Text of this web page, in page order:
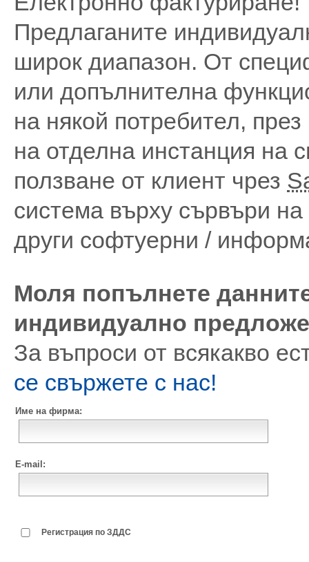
Предлаганите
широк диапазон. От
или допълнителна
на някой потребител,
на отделна инстанция на
ползване от клиент чрез
система върху сървъри на
други софтуерни /
Моля попълнете
индивидуално
За въпроси от всякакво
се свържете с нас!
Име на фирма:
E-mail:
Регистрация по ЗДДС